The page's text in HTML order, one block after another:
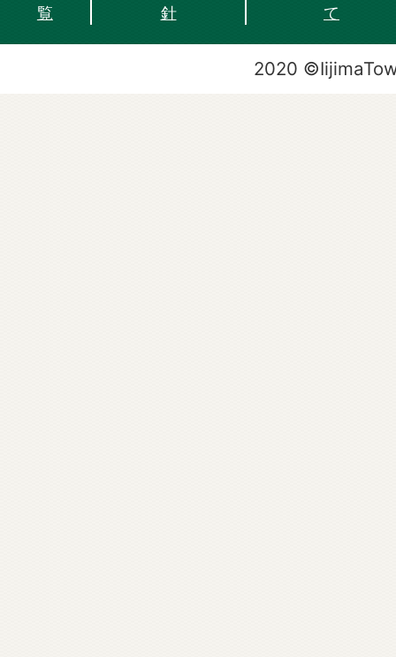
覧
針
て
2020